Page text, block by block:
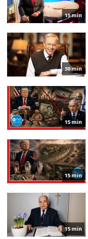
15 min
30 min
15 min
15 min
15 min